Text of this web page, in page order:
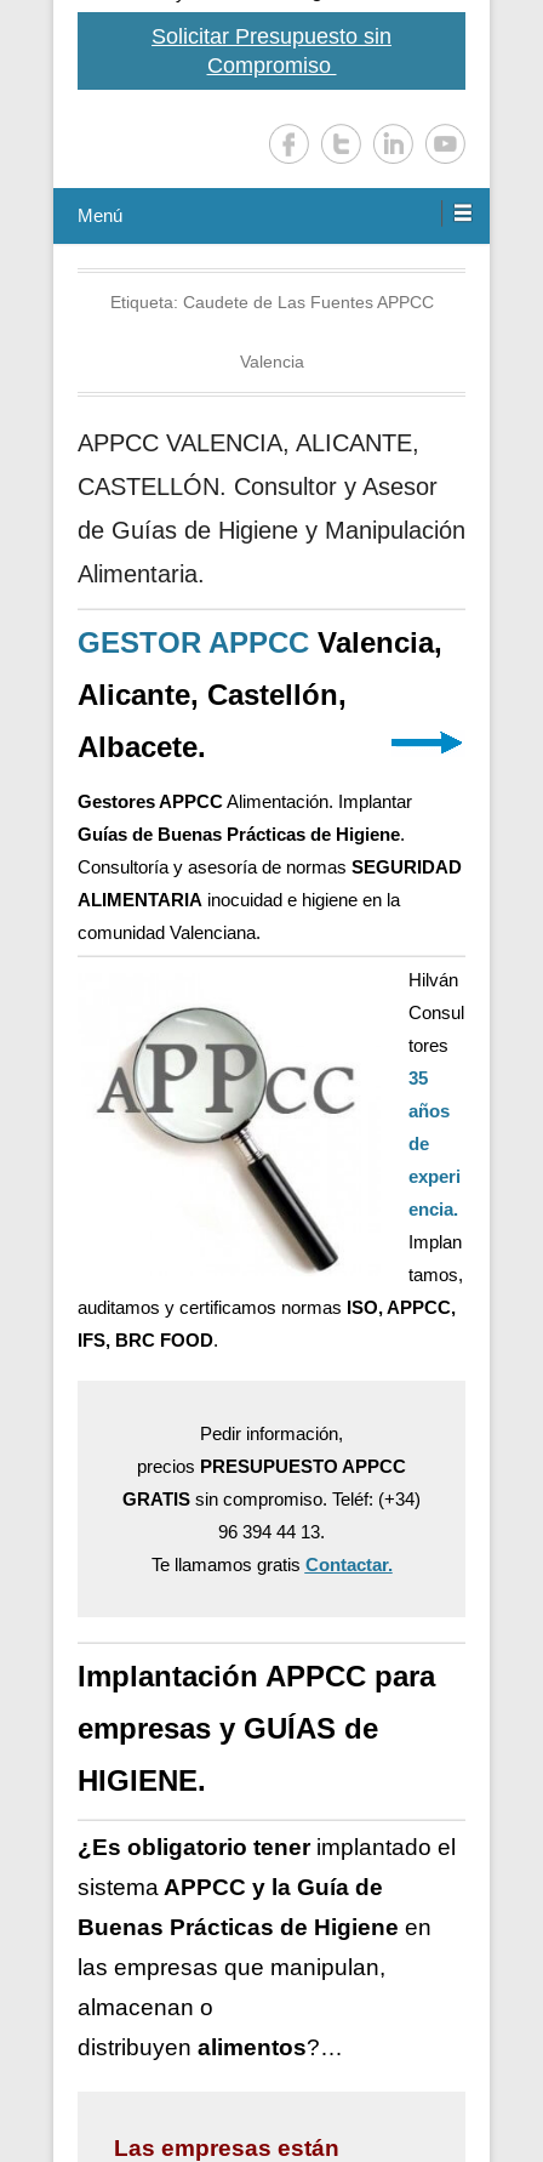
Solicitar Presupuesto sin
Compromiso
Menú
Etiqueta: Caudete de Las Fuentes APPCC
Valencia
APPCC VALENCIA, ALICANTE,
CASTELLÓN. Consultor y Asesor
de Guías de Higiene y Manipulación
Alimentaria.
GESTOR APPCC Valencia,
Alicante, Castellón,
Albacete.
Gestores APPCCAlimentación. Implantar
Guías de Buenas Prácticas de Higiene.
Consultoría y asesoría de normas SEGURIDAD
ALIMENTARIA inocuidad e higiene en la
comunidad Valenciana.
Hilván
Consul
tores
35
años
de
experi
encia.
Implan
tamos,
auditamos y certificamos normas ISO, APPCC,
IFS, BRC FOOD.
Pedir información,
precios PRESUPUESTO APPCC
GRATIS sin compromiso. Teléf: (+34)
96 394 44 13.
Te llamamos gratis Contactar.
Implantación APPCC para
empresas y GUÍAS de
HIGIENE.
¿Es obligatorio tener implantado el
sistema APPCC y la Guía de
Buenas Prácticas de Higiene en
las empresas que manipulan,
almacenan o
distribuyen alimentos?…
Las empresas están